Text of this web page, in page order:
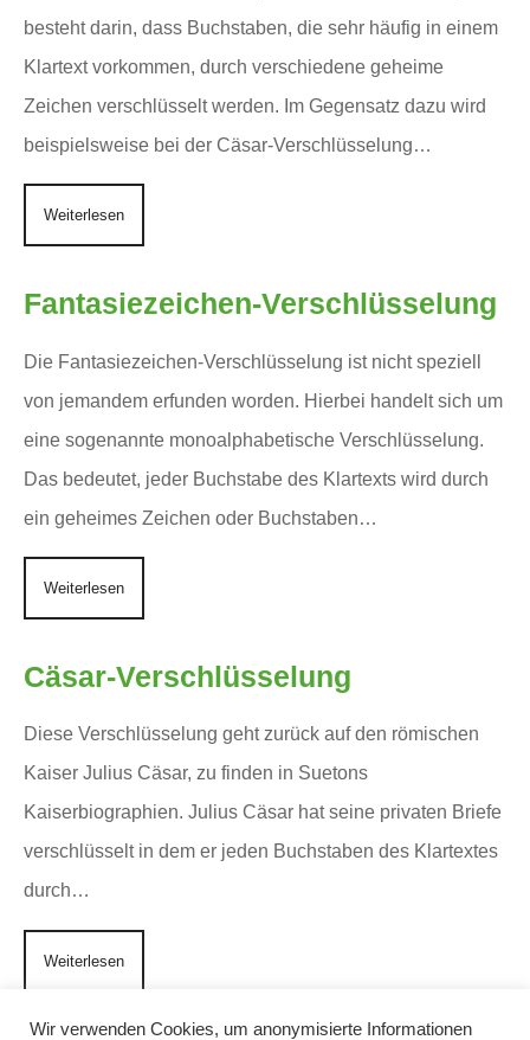
besteht darin, dass Buchstaben, die sehr häufig in einem
Klartext vorkommen, durch verschiedene geheime
Zeichen verschlüsselt werden. Im Gegensatz dazu wird
beispielsweise bei der Cäsar-Verschlüsselung…
Weiterlesen
Fantasiezeichen-Verschlüsselung
Die Fantasiezeichen-Verschlüsselung ist nicht speziell
von jemandem erfunden worden. Hierbei handelt sich um
eine sogenannte monoalphabetische Verschlüsselung.
Das bedeutet, jeder Buchstabe des Klartexts wird durch
ein geheimes Zeichen oder Buchstaben…
Weiterlesen
Cäsar-Verschlüsselung
Diese Verschlüsselung geht zurück auf den römischen
Kaiser Julius Cäsar, zu finden in Suetons
Kaiserbiographien. Julius Cäsar hat seine privaten Briefe
verschlüsselt in dem er jeden Buchstaben des Klartextes
durch…
Weiterlesen
Wir verwenden Cookies, um anonymisierte Informationen